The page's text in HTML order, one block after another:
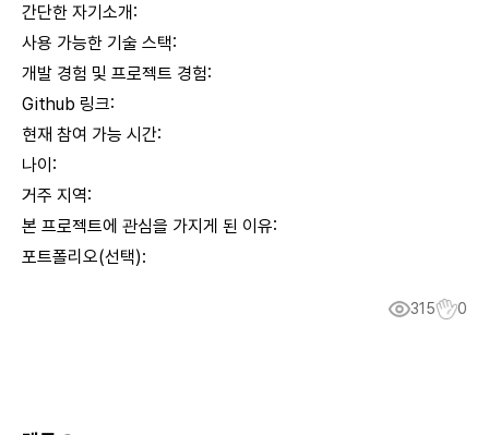
간단한 자기소개:
사용 가능한 기술 스택:
개발 경험 및 프로젝트 경험:
Github 링크:
현재 참여 가능 시간:
나이:
거주 지역:
본 프로젝트에 관심을 가지게 된 이유:
포트폴리오(선택):
315 0